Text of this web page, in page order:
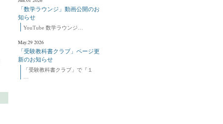
「数学ラウンジ」動画公開のお
知らせ
YouTube 数学ラウンジ…
May.29 2026
「受験教科書クラブ」ページ更
新のお知らせ
「受験教科書クラブ」で『１